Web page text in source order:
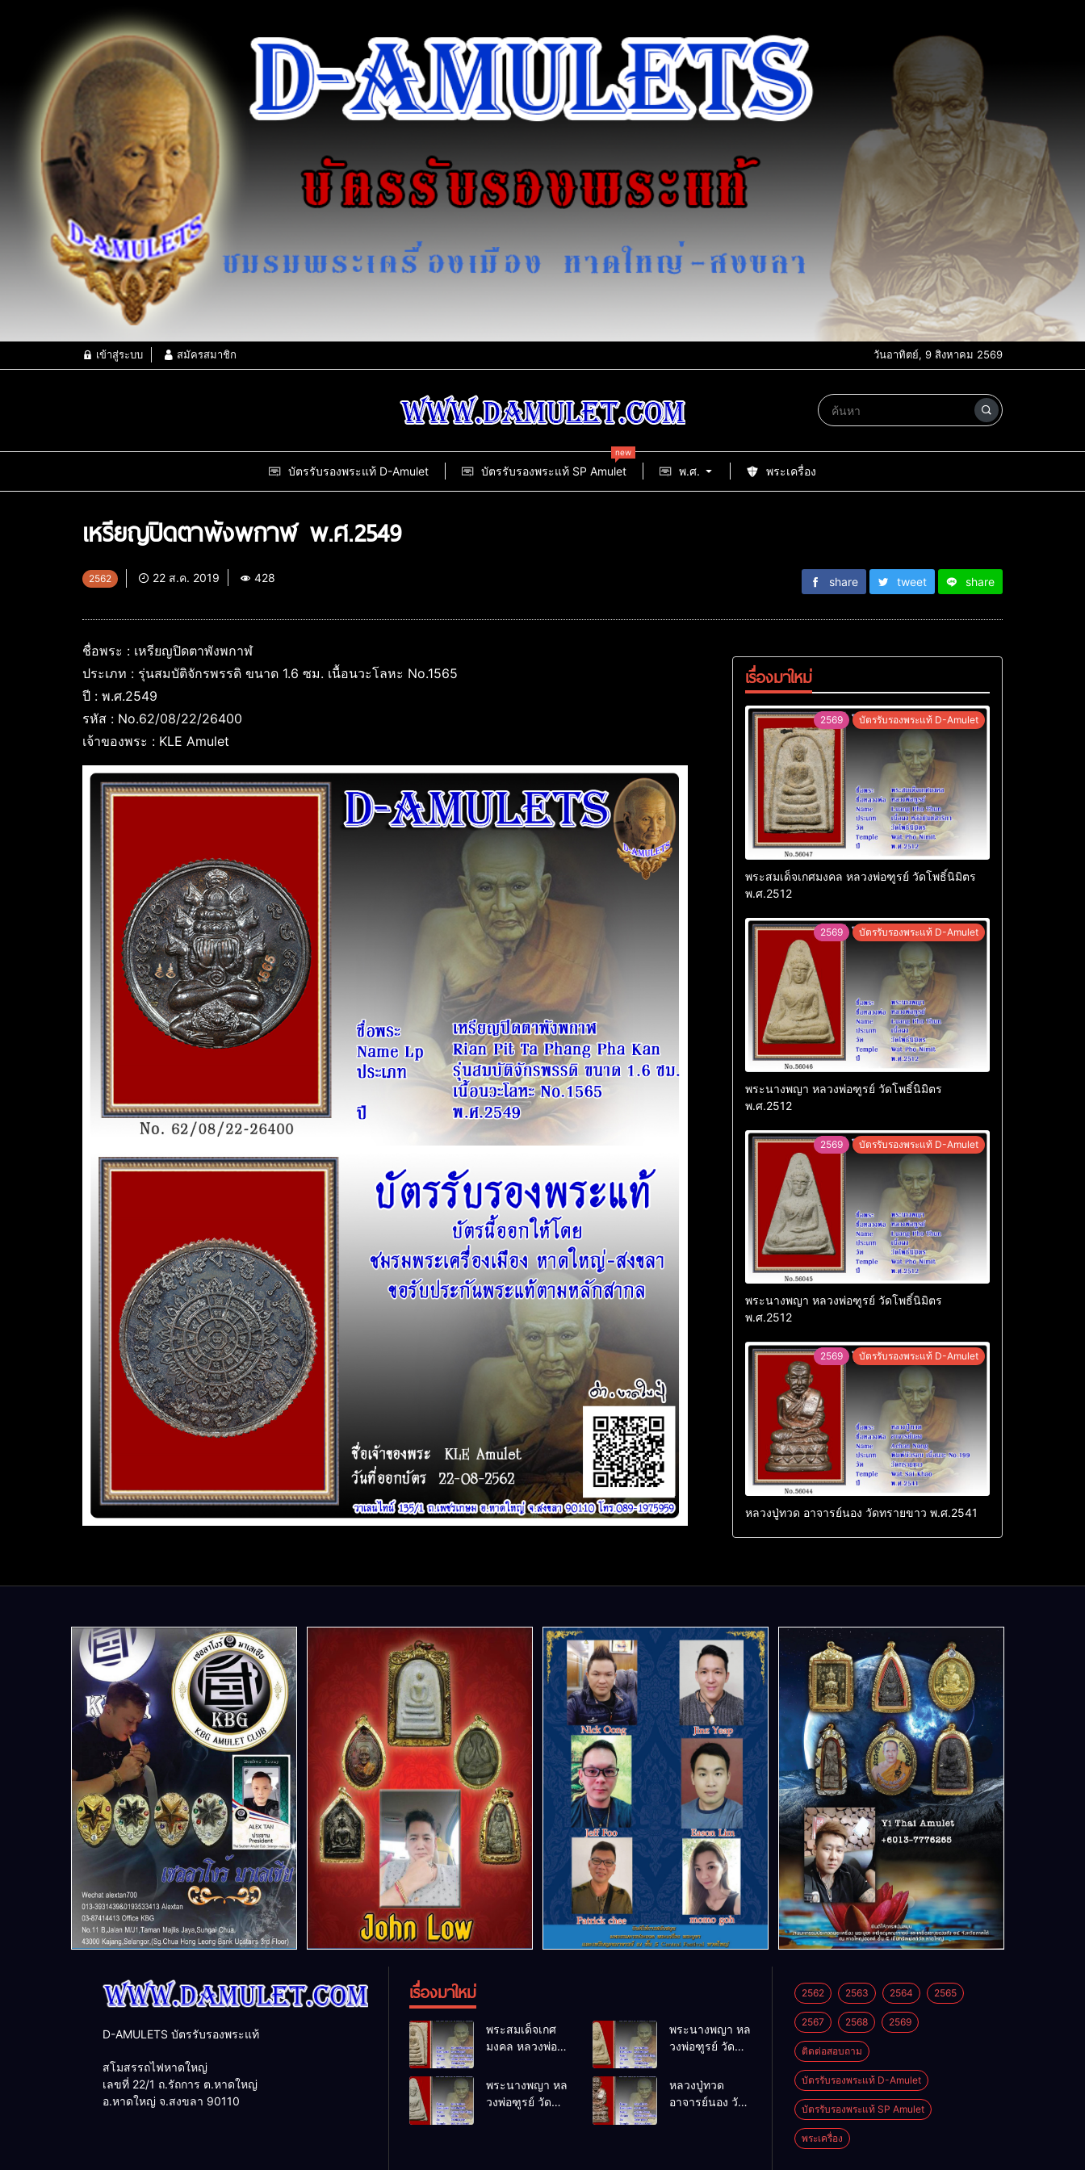
เข้าสู่ระบบ สมัครสมาชิก วันอาทิตย์, 9 สิงหาคม 2569
บัตรรับรองพระแท้ D-Amulet บัตรรับรองพระแท้ SP Amulet
new
พ.ศ. พระเครื่อง
เหรียญปิดตาพังพกาฬ พ.ศ.2549
2562 22 ส.ค. 2019 428 share tweet share
ชื่อพระ : เหรียญปิดตาพังพกาฬ
ประเภท : รุ่นสมบัติจักรพรรดิ ขนาด 1.6 ซม. เนื้อนวะโลหะ No.1565
ปี : พ.ศ.2549
รหัส : No.62/08/22/26400
เจ้าของพระ : KLE Amulet
เรื่องมาใหม่
2569 บัตรรับรองพระแท้ D-Amulet
พระสมเด็จเกศมงคล หลวงพ่อฑูรย์ วัดโพธิ์นิมิตร
พ.ศ.2512
2569 บัตรรับรองพระแท้ D-Amulet
พระนางพญา หลวงพ่อฑูรย์ วัดโพธิ์นิมิตร
พ.ศ.2512
2569 บัตรรับรองพระแท้ D-Amulet
พระนางพญา หลวงพ่อฑูรย์ วัดโพธิ์นิมิตร
พ.ศ.2512
2569 บัตรรับรองพระแท้ D-Amulet
หลวงปู่ทวด อาจารย์นอง วัดทรายขาว พ.ศ.2541
D-AMULETS บัตรรับรองพระแท้
สโมสรรถไฟหาดใหญ่
เลขที่ 22/1 ถ.รัถการ ต.หาดใหญ่
อ.หาดใหญ่ จ.สงขลา 90110
เรื่องมาใหม่
พระสมเด็จเกศ
มงคล หลวงพ่อ
โพธิ์นิมิตร
พ.ศ.2512
พระนางพญา หล
วงพ่อฑูรย์ วัด
พ.ศ.2512
พระนางพญา หล
วงพ่อฑูรย์ วัด
หลวงปู่ทวด
อาจารย์นอง วัด
2562 2563 2564 2565
2567 2568 2569
ติดต่อสอบถาม
บัตรรับรองพระแท้ D-Amulet
บัตรรับรองพระแท้ SP Amulet
พระเครื่อง